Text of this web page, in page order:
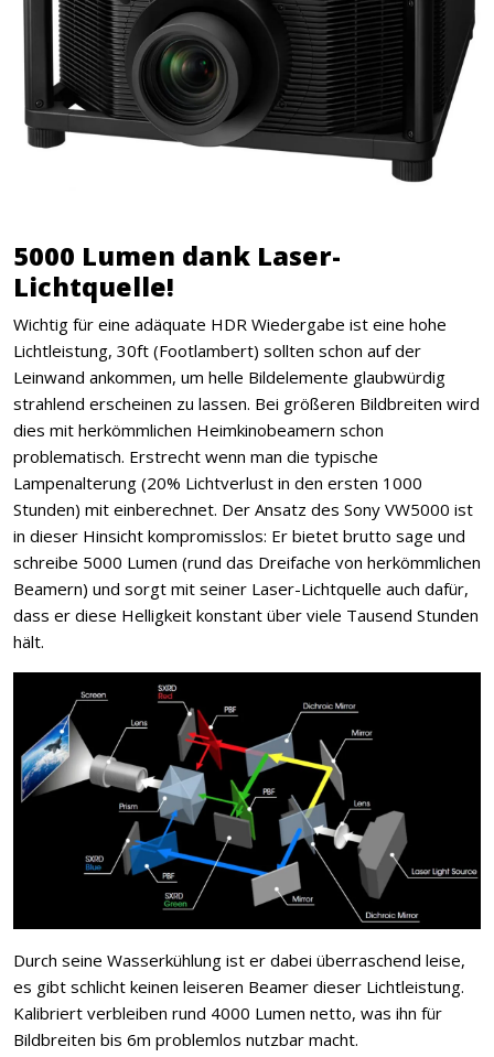
5000 Lumen dank Laser-
Lichtquelle!
Wichtig für eine adäquate HDR Wiedergabe ist eine hohe
Lichtleistung, 30ft (Footlambert) sollten schon auf der
Leinwand ankommen, um helle Bildelemente glaubwürdig
strahlend erscheinen zu lassen. Bei größeren Bildbreiten wird
dies mit herkömmlichen Heimkinobeamern schon
problematisch. Erstrecht wenn man die typische
Lampenalterung (20% Lichtverlust in den ersten 1000
Stunden) mit einberechnet. Der Ansatz des Sony VW5000 ist
in dieser Hinsicht kompromisslos: Er bietet brutto sage und
schreibe 5000 Lumen (rund das Dreifache von herkömmlichen
Beamern) und sorgt mit seiner Laser-Lichtquelle auch dafür,
dass er diese Helligkeit konstant über viele Tausend Stunden
hält.
Durch seine Wasserkühlung ist er dabei überraschend leise,
es gibt schlicht keinen leiseren Beamer dieser Lichtleistung.
Kalibriert verbleiben rund 4000 Lumen netto, was ihn für
Bildbreiten bis 6m problemlos nutzbar macht.